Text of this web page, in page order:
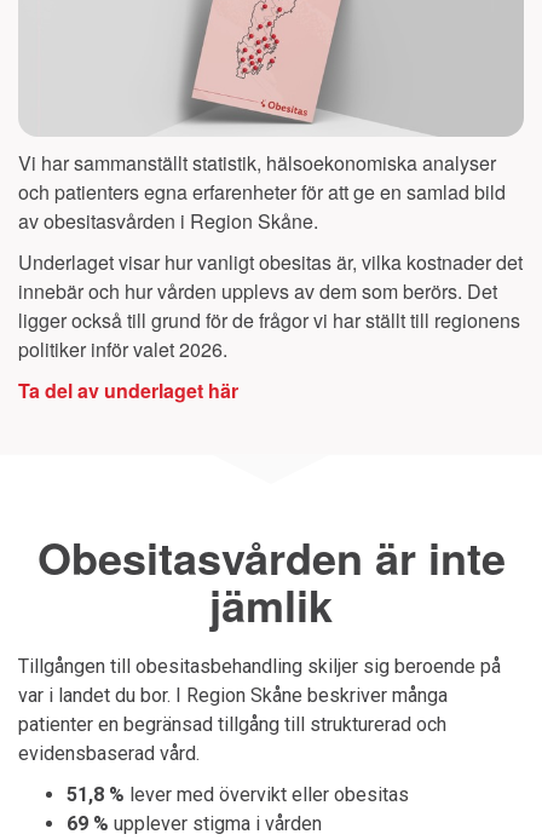
Vi har sammanställt statistik, hälsoekonomiska analyser
och patienters egna erfarenheter för att ge en samlad bild
av obesitasvården i Region Skåne.
Underlaget visar hur vanligt obesitas är, vilka kostnader det
innebär och hur vården upplevs av dem som berörs. Det
ligger också till grund för de frågor vi har ställt till regionens
politiker inför valet 2026.
Ta del av underlaget här
Obesitasvården är inte
jämlik
Tillgången till obesitasbehandling skiljer sig beroende på
var i landet du bor. I Region Skåne beskriver många
patienter en begränsad tillgång till strukturerad och
evidensbaserad vård.
51,8 % lever med övervikt eller obesitas
69 % upplever stigma i vården